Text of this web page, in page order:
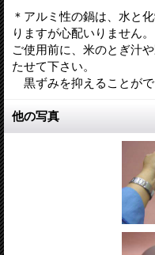
＊アルミ性の鍋は、水と
りますが心配いりません。
ご使用前に、米のとぎ汁
たせて下さい。
黒ずみを抑えることがで
他の写真